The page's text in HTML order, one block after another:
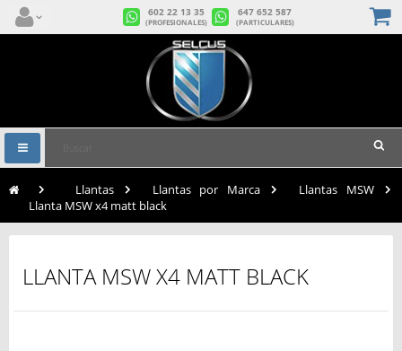
602 22 13 35
(PROFESIONALES)
647 652 587
(PARTICULARES)
Navegación
Toggle
Llantas Llantas por Marca
Llantas MSW
Llanta MSW x4 matt black
LLANTA MSW X4 MATT BLACK